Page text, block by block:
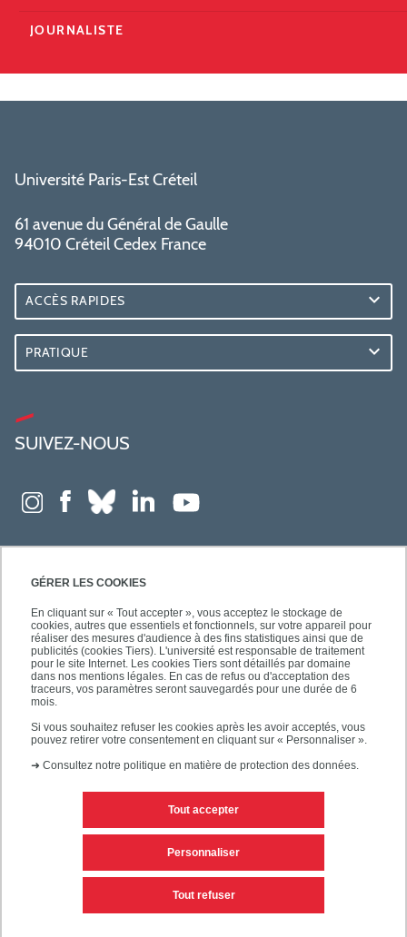
GÉRER LES COOKIES
En cliquant sur « Tout accepter », vous acceptez le stockage de
cookies, autres que essentiels et fonctionnels, sur votre appareil pour
réaliser des mesures d'audience à des fins statistiques ainsi que de
publicités (cookies Tiers). L'université est responsable de traitement
pour le site Internet. Les cookies Tiers sont détaillés par domaine
dans nos mentions légales. En cas de refus ou d'acceptation des
traceurs, vos paramètres seront sauvegardés pour une durée de 6
mois.
Si vous souhaitez refuser les cookies après les avoir acceptés, vous
pouvez retirer votre consentement en cliquant sur « Personnaliser ».
➜ Consultez notre politique en matière de protection des données.
Tout accepter
Tout refuser
Personnaliser
JOURNALISTE
Université Paris-Est Créteil
61 avenue du Général de Gaulle
94010 Créteil Cedex France
ACCÈS RAPIDES
PRATIQUE
SUIVEZ-NOUS
Mentions légales
Personnaliser les cookies Plan du site